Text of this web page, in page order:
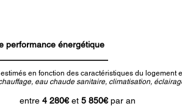
performance énergétique
en fonction des caractéristiques du logement
eau chaude sanitaire, climatisation,
4 280€et 5 850€par an